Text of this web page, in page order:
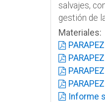
salvajes,
gestión de
Materiales:
Informe